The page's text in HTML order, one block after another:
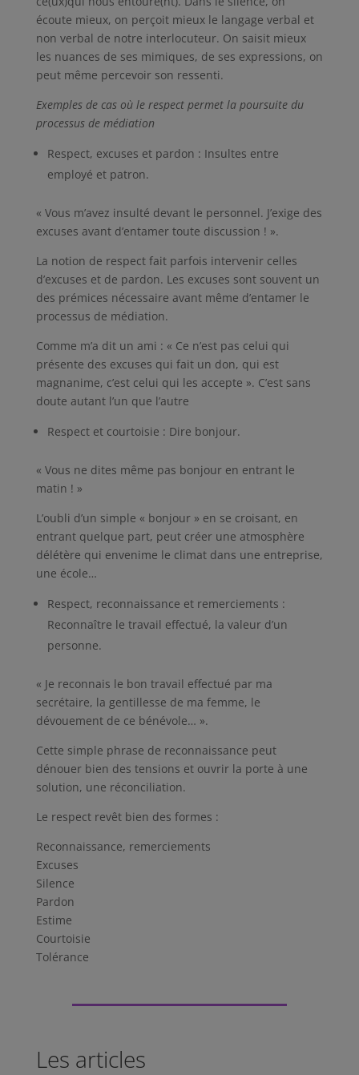
écoute mieux, on perçoit mieux le langage verbal et
non verbal de notre interlocuteur. On saisit mieux
les nuances de ses mimiques, de ses expressions, on
peut même percevoir son ressenti.
Exemples de cas où le respect permet la poursuite du
processus de médiation
Respect, excuses et pardon : Insultes entre
employé et patron.
« Vous m’avez insulté devant le personnel. J’exige des
excuses avant d’entamer toute discussion ! ».
La notion de respect fait parfois intervenir celles
d’excuses et de pardon. Les excuses sont souvent un
des prémices nécessaire avant même d’entamer le
processus de médiation.
Comme m’a dit un ami : « Ce n’est pas celui qui
présente des excuses qui fait un don, qui est
magnanime, c’est celui qui les accepte ». C’est sans
doute autant l’un que l’autre
Respect et courtoisie : Dire bonjour.
« Vous ne dites même pas bonjour en entrant le
matin ! »
L’oubli d’un simple « bonjour » en se croisant, en
entrant quelque part, peut créer une atmosphère
délétère qui envenime le climat dans une entreprise,
une école…
Respect, reconnaissance et remerciements :
Reconnaître le travail effectué, la valeur d’un
personne.
« Je reconnais le bon travail effectué par ma
secrétaire, la gentillesse de ma femme, le
dévouement de ce bénévole… ».
Cette simple phrase de reconnaissance peut
dénouer bien des tensions et ouvrir la porte à une
solution, une réconciliation.
Le respect revêt bien des formes :
Reconnaissance, remerciements
Excuses
Silence
Pardon
Estime
Courtoisie
Tolérance
Les articles